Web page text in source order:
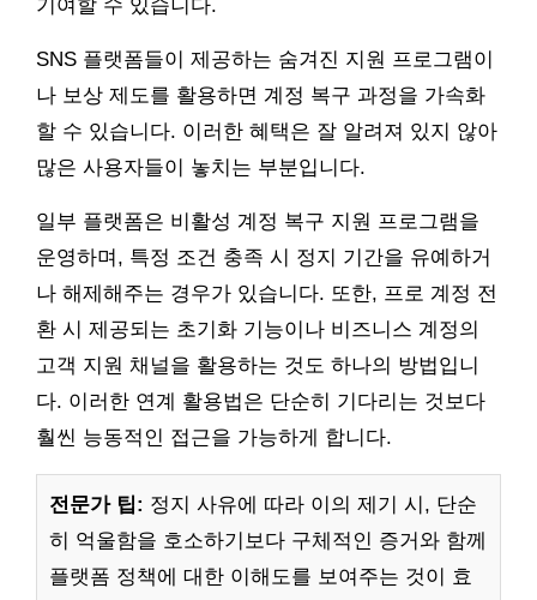
기여할 수 있습니다.
SNS 플랫폼들이 제공하는 숨겨진 지원 프로그램이
나 보상 제도를 활용하면 계정 복구 과정을 가속화
할 수 있습니다. 이러한 혜택은 잘 알려져 있지 않아
많은 사용자들이 놓치는 부분입니다.
일부 플랫폼은 비활성 계정 복구 지원 프로그램을
운영하며, 특정 조건 충족 시 정지 기간을 유예하거
나 해제해주는 경우가 있습니다. 또한, 프로 계정 전
환 시 제공되는 초기화 기능이나 비즈니스 계정의
고객 지원 채널을 활용하는 것도 하나의 방법입니
다. 이러한 연계 활용법은 단순히 기다리는 것보다
훨씬 능동적인 접근을 가능하게 합니다.
전문가 팁: 정지 사유에 따라 이의 제기 시, 단순
히 억울함을 호소하기보다 구체적인 증거와 함께
플랫폼 정책에 대한 이해도를 보여주는 것이 효